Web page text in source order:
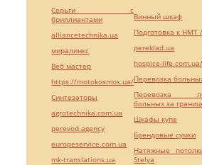
Серьги с
бриллиантами
alliancetechnika.ua
миралинкс
Веб мастер
https://motokosmos.ua/
Синтезаторы
agrotechnika.com.ua
perevod.agency
europeservice.com.ua
mk-translations.ua
Винный шкаф
Подготовка к НМТ
pereklad.ua
hospice-life.com.ua/
Перевозка
Перевозка
больных за
Шкафы купе
Брендовые сумки
Натяжные
Stelya